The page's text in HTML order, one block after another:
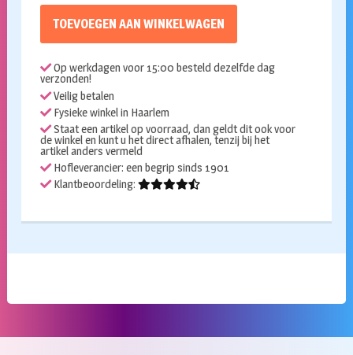
TOEVOEGEN AAN WINKELWAGEN
Op werkdagen voor 15:00 besteld dezelfde dag
verzonden!
Veilig betalen
Fysieke winkel in Haarlem
Staat een artikel op voorraad, dan geldt dit ook voor
de winkel en kunt u het direct afhalen, tenzij bij het
artikel anders vermeld
Hofleverancier: een begrip sinds 1901
Klantbeoordeling: